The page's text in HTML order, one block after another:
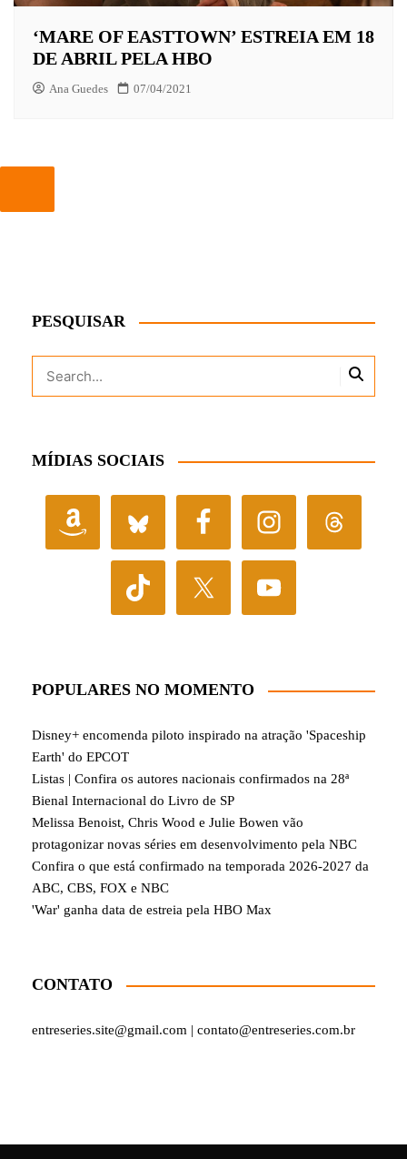
‘MARE OF EASTTOWN’ ESTREIA EM 18
DE ABRIL PELA HBO
Ana Guedes 07/04/2021
PESQUISAR
MÍDIAS SOCIAIS
POPULARES NO MOMENTO
Disney+ encomenda piloto inspirado na atração 'Spaceship
Earth' do EPCOT
Listas | Confira os autores nacionais confirmados na 28ª
Bienal Internacional do Livro de SP
Melissa Benoist, Chris Wood e Julie Bowen vão
protagonizar novas séries em desenvolvimento pela NBC
Confira o que está confirmado na temporada 2026-2027 da
ABC, CBS, FOX e NBC
'War' ganha data de estreia pela HBO Max
CONTATO
entreseries.site@gmail.com | contato@entreseries.com.br